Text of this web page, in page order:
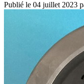
Publié le 04 juillet 2023